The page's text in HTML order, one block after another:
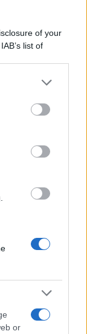
of your
list of
to third parties
more Google
including but
may click to
party tags to
or